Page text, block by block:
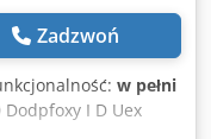
Zadzwoń
w pełni
Dodpfoxy I D Uex